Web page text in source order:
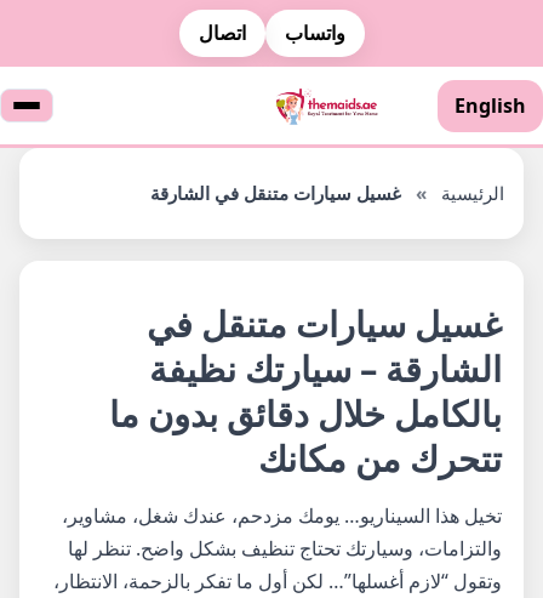
واتساب اتصال
English
الرئيسية » غسيل سيارات متنقل في الشارقة
غسيل سيارات متنقل في
الشارقة – سيارتك نظيفة
بالكامل خلال دقائق بدون ما
تتحرك من مكانك
تخيل هذا السيناريو… يومك مزدحم، عندك شغل، مشاوير،
والتزامات، وسيارتك تحتاج تنظيف بشكل واضح. تنظر لها
وتقول “لازم أغسلها”… لكن أول ما تفكر بالزحمة، الانتظار،